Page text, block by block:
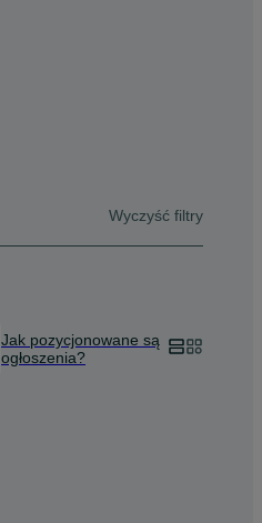
Wyczyść filtry
Jak pozycjonowane są
ogłoszenia?